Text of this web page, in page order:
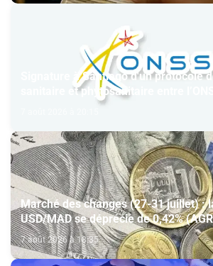
Signature à Santiago d'un protocole
sanitaire et phytosanitaire entre
Marché des changes (27-31 juillet) :
USD/MAD se déprécie de 0,42%
7 août 2026 à 18:35